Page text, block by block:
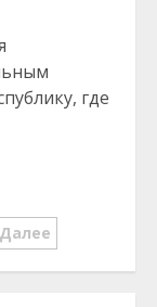
где
Далее